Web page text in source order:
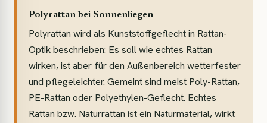
Polyrattan bei Sonnenliegen
Polyrattan wird als Kunststoffgeflecht in Rattan-
Optik beschrieben: Es soll wie echtes Rattan
wirken, ist aber für den Außenbereich wetterfester
und pflegeleichter. Gemeint sind meist Poly-Rattan,
PE-Rattan oder Polyethylen-Geflecht. Echtes
Rattan bzw. Naturrattan ist ein Naturmaterial, wirkt